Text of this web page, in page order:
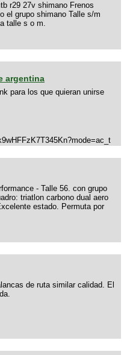
r29 27v shimano Frenos
el grupo shimano Talle s/m
talle s o m.
argentina
para los que quieran unirse
- Talle 56. con grupo
triatlon carbono dual aero
estado. Permuta por
de ruta similar calidad. El